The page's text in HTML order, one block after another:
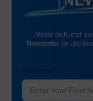
Melde dich jetzt
Newsletteran und
Vorname